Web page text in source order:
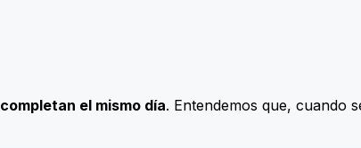
completan el mismo día. Entendemos que, cuando